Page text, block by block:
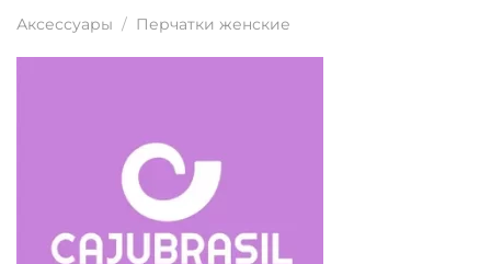
Аксессуары / Перчатки женские